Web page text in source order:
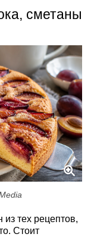
сметаны
тех рецептов,
Стоит